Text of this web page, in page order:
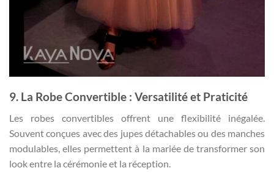
9. La Robe Convertible : Versatilité et Praticité
Les robes convertibles offrent une flexibilité inégalée.
Souvent conçues avec des jupes détachables ou des manches
modulables, elles permettent à la mariée de transformer son
look entre la cérémonie et la réception.